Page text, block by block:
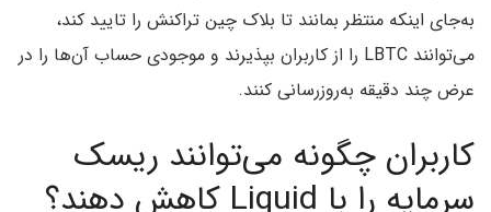
به‌جای اینکه منتظر بمانند تا بلاک چین تراکنش را تایید کند،
می‌توانند LBTC را از کاربران بپذیرند و موجودی حساب آن‌ها را در
عرض چند دقیقه به‌روزرسانی کنند.
کاربران چگونه می‌توانند ریسک
سرمایه را با Liquid کاهش دهند؟